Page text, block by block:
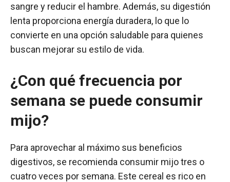
sangre y reducir el hambre. Además, su digestión
lenta proporciona energía duradera, lo que lo
convierte en una opción saludable para quienes
buscan mejorar su estilo de vida.
¿Con qué frecuencia por
semana se puede consumir
mijo?
Para aprovechar al máximo sus beneficios
digestivos, se recomienda consumir mijo tres o
cuatro veces por semana. Este cereal es rico en